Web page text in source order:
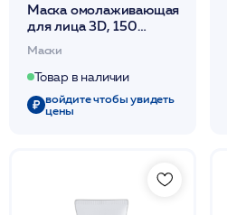
Маска омолаживающая
для лица 3D, 150
мл/3D YOUTH MASK
LEVEL
II/SKINCOUTURE*
Маски
Товар в наличии
войдите чтобы увидеть
цены